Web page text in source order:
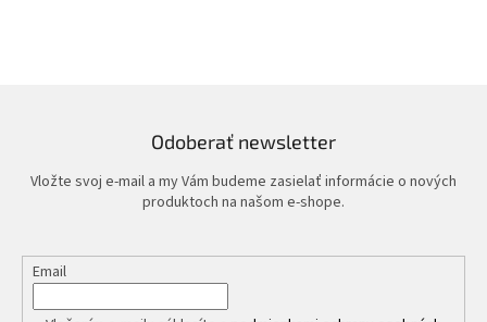
Odoberať newsletter
Vložte svoj e-mail a my Vám budeme zasielať informácie o nových
produktoch na našom e-shope.
Email